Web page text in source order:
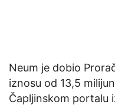
Neum je dobio
iznosu od 13,5
Čapljinskom portalu